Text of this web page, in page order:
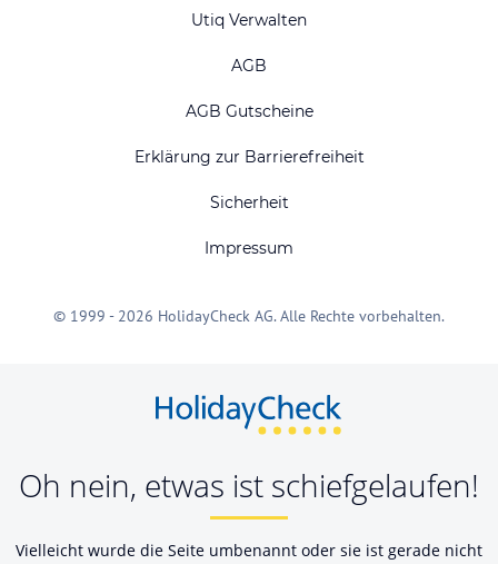
Utiq Verwalten
AGB
AGB Gutscheine
Erklärung zur Barrierefreiheit
Sicherheit
Impressum
© 1999 - 2026 HolidayCheck AG. Alle Rechte vorbehalten.
Oh nein, etwas ist schiefgelaufen!
Vielleicht wurde die Seite umbenannt oder sie ist gerade nicht